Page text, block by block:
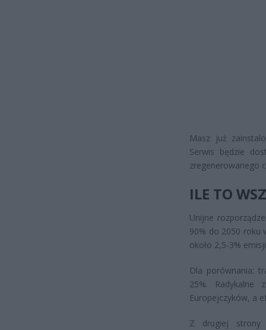
Masz już
Serwis będzie
zregenerowanego
ILE TO
Unijne
90% do 2050 roku
około 2,5-3%
Dla porównania:
25%.
Europejczyków, a
Z drugiej strony